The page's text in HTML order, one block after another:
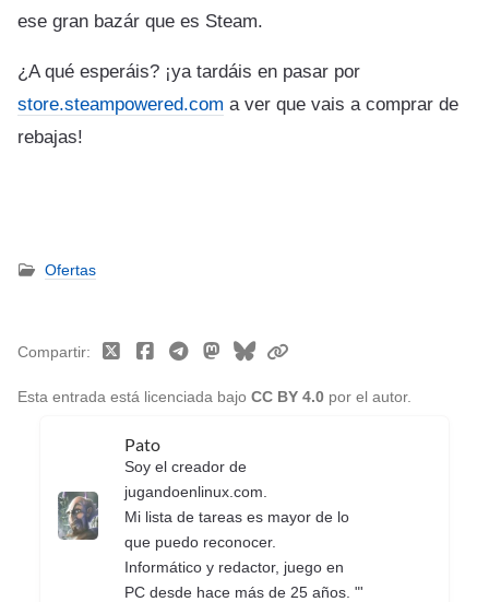
ese gran bazár que es Steam.
¿A qué esperáis? ¡ya tardáis en pasar por
store.steampowered.com a ver que vais a comprar de
rebajas!
Ofertas
Esta entrada está licenciada bajo CC BY 4.0 por el autor.
Compartir
Pato
Soy el creador de
jugandoenlinux.com.
Mi lista de tareas es mayor de lo
que puedo reconocer.
Informático y redactor, juego en
PC desde hace más de 25 años. "'